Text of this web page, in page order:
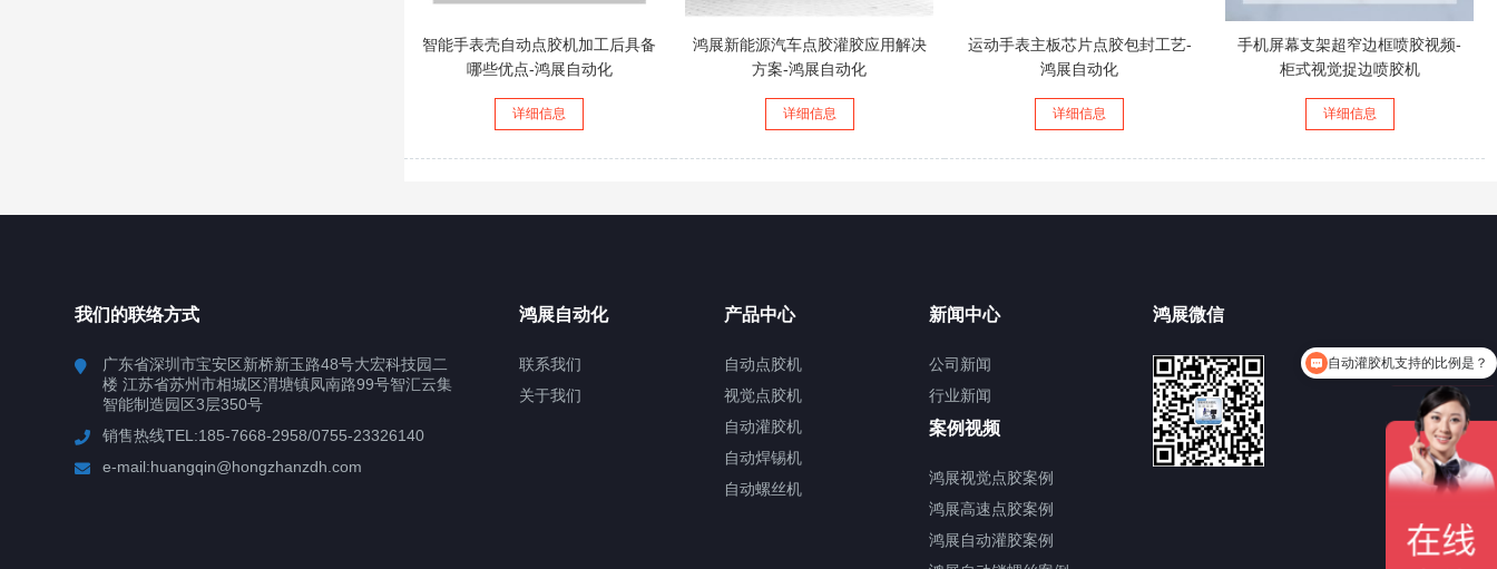
智能手表壳自动点胶机加工后具备
哪些优点-鸿展自动化
详细信息
鸿展新能源汽车点胶灌胶应用解决
方案-鸿展自动化
详细信息
运动手表主板芯片点胶包封工艺-
鸿展自动化
详细信息
手机屏幕支架超窄边框喷胶视频-
柜式视觉捉边喷胶机
详细信息
我们的联络方式
广东省深圳市宝安区新桥新玉路48号大宏科技园二
楼 江苏省苏州市相城区渭塘镇凤南路99号智汇云集
智能制造园区3层350号
销售热线TEL:185-7668-2958/0755-23326140
e-mail:huangqin@hongzhanzdh.com
鸿展自动化
联系我们
关于我们
产品中心
自动点胶机
视觉点胶机
自动灌胶机
自动焊锡机
自动螺丝机
新闻中心
公司新闻
行业新闻
案例视频
鸿展视觉点胶案例
鸿展高速点胶案例
鸿展自动灌胶案例
鸿展微信
自动灌胶机支持的比例是？